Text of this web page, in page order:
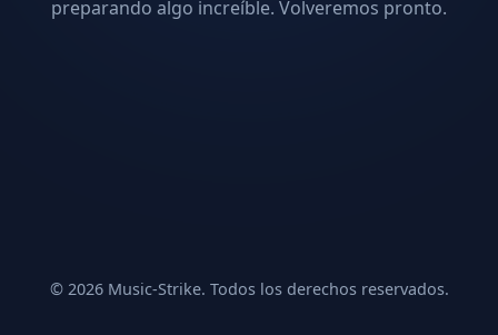
preparando algo increíble. Volveremos pronto.
© 2026 Music-Strike. Todos los derechos reservados.